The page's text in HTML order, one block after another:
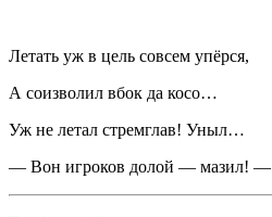
Летать уж в цель совсем упёрся,
А соизволил вбок да косо…
Уж не летал стремглав! Уныл…
— Вон игроков долой — мазил! —